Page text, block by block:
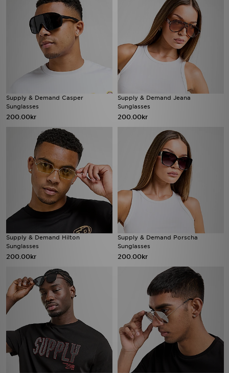
Supply & Demand Casper
Sunglasses
200.00kr
Supply & Demand Jeana
Sunglasses
200.00kr
Supply & Demand Hilton
Sunglasses
200.00kr
Supply & Demand Porscha
Sunglasses
200.00kr